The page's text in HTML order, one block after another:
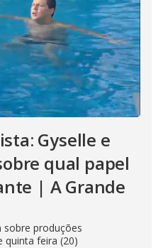
Gyselle e
qual papel
| A Grande
sobre produções
quinta feira (20)